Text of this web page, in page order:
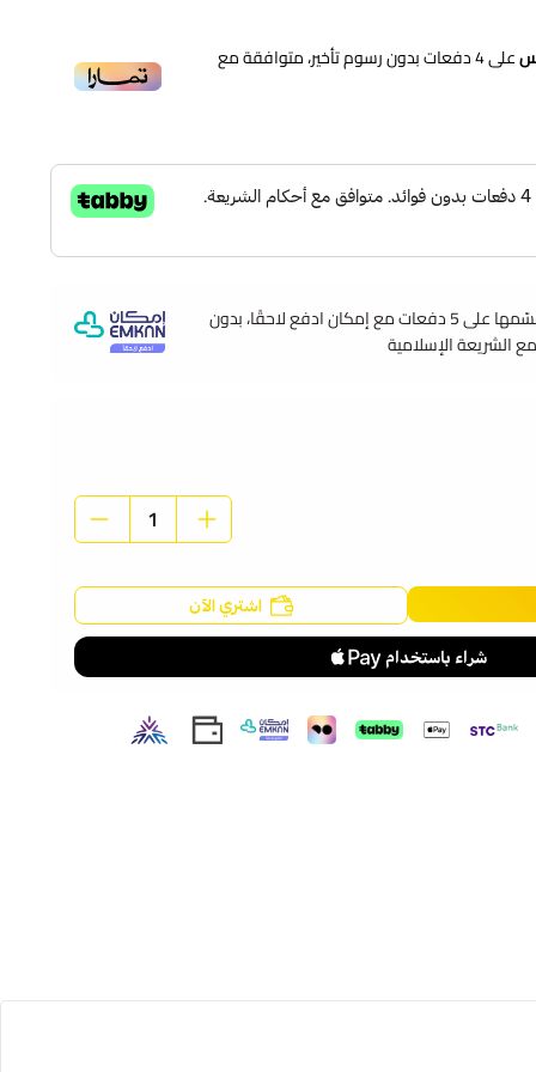
مثالية في الاستخدام.
باحترافيه.
الافضل دوما.
على حد سواء.
جام فلن تزعجه طلقا.
على4دفعات بدون رسوم تأخير، متوافقة مع
وقسّمها على 5 دفعات مع إمكان ادفع لاحقًا، بدون
الشريعة الإسلامية
اشتري الآن